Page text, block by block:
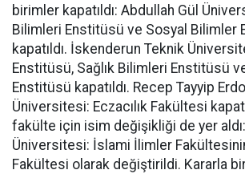
birimler kapatıldı: Abdullah Gül
Bilimleri Enstitüsü ve Sosyal Bilimler
kapatıldı. İskenderun Teknik
Enstitüsü, Sağlık Bilimleri Enstitüsü
Enstitüsü kapatıldı. Recep Tayyip
Üniversitesi: Eczacılık Fakültesi
fakülte için isim değişikliği de yer
Üniversitesi: İslami İlimler
Fakültesi olarak değiştirildi. Kararla